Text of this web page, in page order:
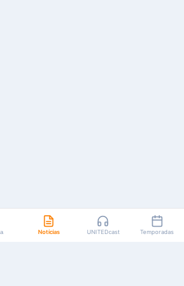
Notícias UNITEDcast Temporadas